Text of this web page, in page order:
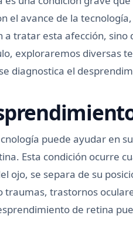
el avance de la
a tratar esta afección,
exploraremos diversas
diagnostica el
puede ayudar en
Esta condición ocurre
ojo, se separa de su
traumas, trastornos
de retina